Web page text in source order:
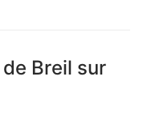
Breil sur